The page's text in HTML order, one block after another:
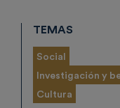
TEMAS
Social
Investigación y
Cultura